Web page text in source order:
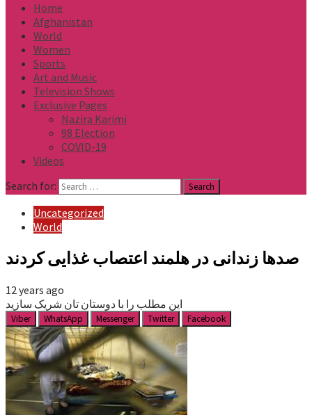
Home
Afghanistan
World
Women
Sports
Art and Music
Television Shows
Exclusive Pages
Nazira Karimi
98 Election
COVID-19
Videos
Search for:
Uncategorized
World
صدها زندانی در هلمند اعتصاب غذایی کردند
12 years ago
این مطلب را با دوستان تان شریک سازید
Viber WhatsApp Messenger Twitter Facebook